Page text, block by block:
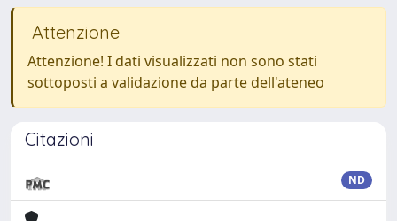
Attenzione
Attenzione! I dati visualizzati non sono stati
sottoposti a validazione da parte dell'ateneo
Citazioni
ND